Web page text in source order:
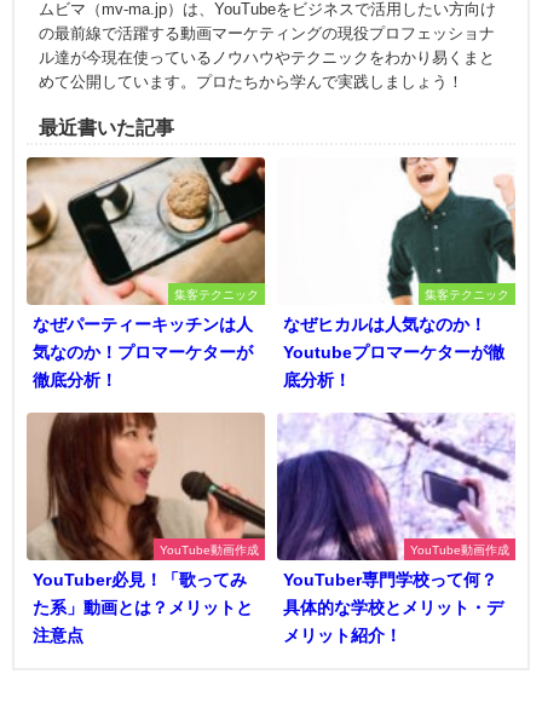
ムビマ（mv-ma.jp）は、YouTubeをビジネスで活用したい方向け
の最前線で活躍する動画マーケティングの現役プロフェッショナ
ル達が今現在使っているノウハウやテクニックをわかり易くまと
めて公開しています。プロたちから学んで実践しましょう！
最近書いた記事
集客テクニック
なぜパーティーキッチンは人
気なのか！プロマーケターが
徹底分析！
集客テクニック
なぜヒカルは人気なのか！
Youtubeプロマーケターが徹
底分析！
YouTube動画作成
YouTuber必見！「歌ってみ
た系」動画とは？メリットと
注意点
YouTube動画作成
YouTuber専門学校って何？
具体的な学校とメリット・デ
メリット紹介！